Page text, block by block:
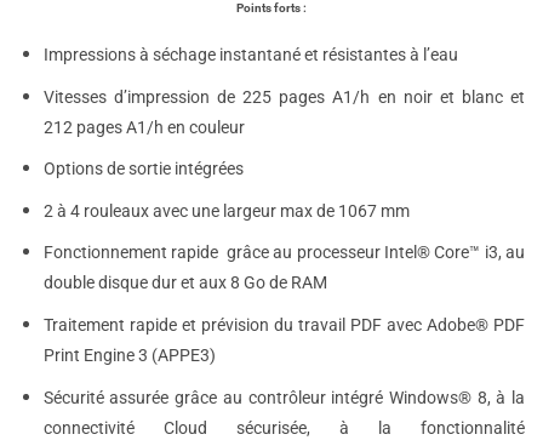
Points forts :
Impressions à séchage instantané et résistantes à l’eau
Vitesses d’impression de 225 pages A1/h en noir et blanc et
212 pages A1/h en couleur
Options de sortie intégrées
2 à 4 rouleaux avec une largeur max de 1067 mm
Fonctionnement rapide grâce au processeur Intel® Core™ i3, au
double disque dur et aux 8 Go de RAM
Traitement rapide et prévision du travail PDF avec Adobe® PDF
Print Engine 3 (APPE3)
Sécurité assurée grâce au contrôleur intégré Windows® 8, à la
connectivité Cloud sécurisée, à la fonctionnalité